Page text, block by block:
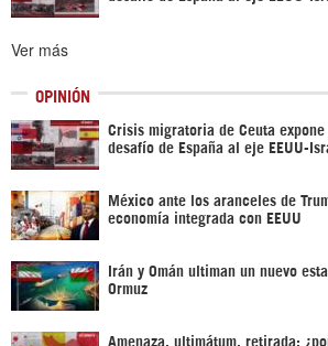
Ver más
OPINIÓN
Crisis migratoria de Ceuta
desafío de España al eje EEUU-
México ante los aranceles de
economía integrada con EEUU
Irán y Omán ultiman un nuevo
Ormuz
Amenaza, ultimátum, retirada: